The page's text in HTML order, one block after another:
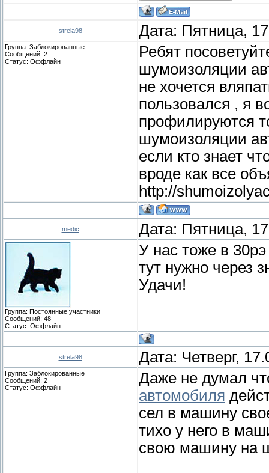
strela98 Дата: Пятница,
Группа: Заблокированные
Сообщений: 2
Статус: Оффлайн
Ребят
шумоизоляции
не хочется
пользовался , я
профилируются
шумоизоляции
если кто знает
вроде как все
http://
medic Дата: Пятница,
Группа: Постоянные участники
Сообщений: 48
Статус: Оффлайн
У нас тоже в
тут нужно через
Удачи!
strela98 Дата: Четверг,
Группа: Заблокированные
Сообщений: 2
Статус: Оффлайн
Даже не думал
автомобиля
сел в машину
тихо у него в
свою машину на